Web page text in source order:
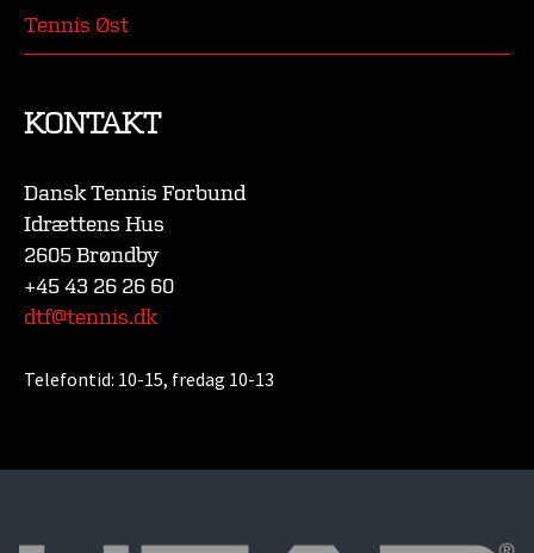
Tennis Øst
KONTAKT
Dansk Tennis Forbund
Idrættens Hus
2605 Brøndby
+45 43 26 26 60
dtf@tennis.dk
Telefontid: 10-15, fredag 10-13